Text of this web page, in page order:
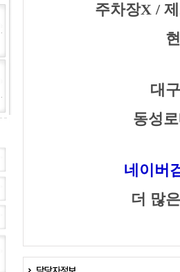
주차장X /
대
동성
네이버
더 많